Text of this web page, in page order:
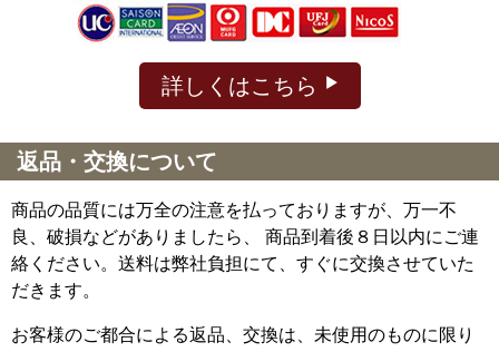
詳しくはこちら
返品・交換について
商品の品質には万全の注意を払っておりますが、万一不
良、破損などがありましたら、 商品到着後８日以内にご連
絡ください。送料は弊社負担にて、すぐに交換させていた
だきます。
お客様のご都合による返品、交換は、未使用のものに限り